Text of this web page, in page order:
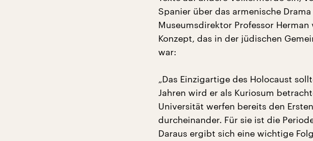
Spanier über das armenische
Museumsdirektor Professor
Konzept, das in der jüdischen
war:
„Das Einzigartige des Holocaust
Jahren wird er als Kuriosum
Universität werfen bereits den
durcheinander. Für sie ist die
Daraus ergibt sich eine wichtige